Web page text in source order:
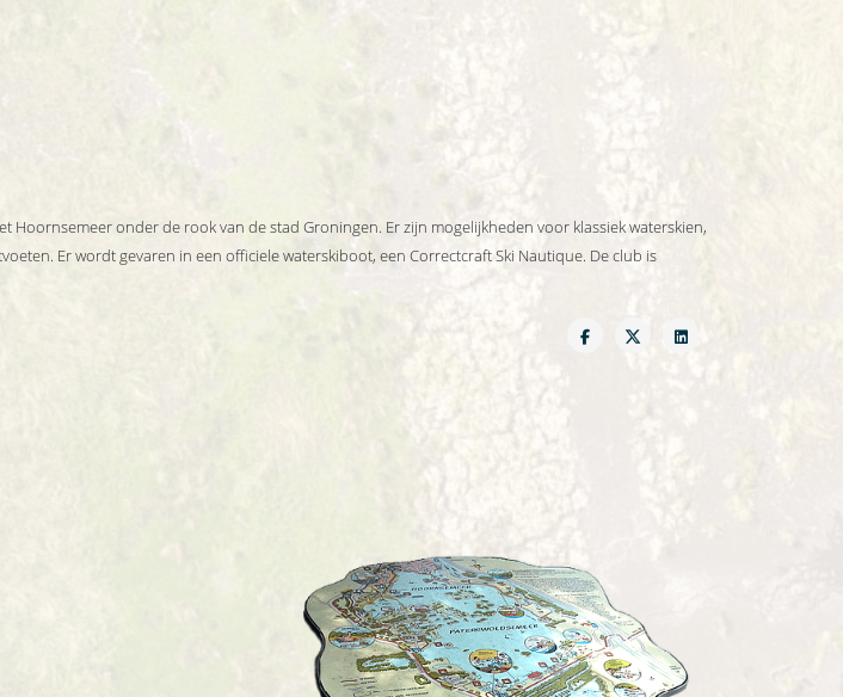
Hoornsemeer onder de rook van de stad Groningen. Er zijn mogelijkheden voor klassiek waterskien,
Er wordt gevaren in een officiele waterskiboot, een Correctcraft Ski Nautique. De club is